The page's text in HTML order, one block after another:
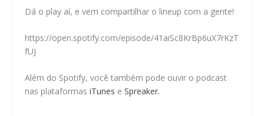
Dá o play aí, e vem compartilhar o lineup com a gente!
https://open.spotify.com/episode/41aiSc8KrBp6uX7rKzT
fUJ
Além do Spotify, você também pode ouvir o podcast
nas plataformasiTunes eSpreaker.